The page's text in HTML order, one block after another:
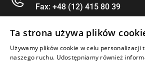
Fax: +48 (12) 415 80 39
kontakt@im-narzedzia.pl
INFORMACJE
Ta strona używa plików
Używamy plików cookie w celu personalizacji
naszego ruchu. Udostępniamy również